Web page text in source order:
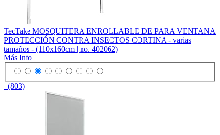
TecTake MOSQUITERA ENROLLABLE DE PARA VENTANA
PROTECCIÓN CONTRA INSECTOS CORTINA - varias
tamaños - (110x160cm | no. 402062)
Más Info
(803)